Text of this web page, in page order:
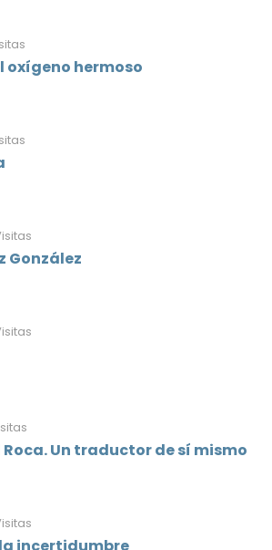
oxígeno hermoso
González
Roca. Un traductor de sí mismo
incertidumbre